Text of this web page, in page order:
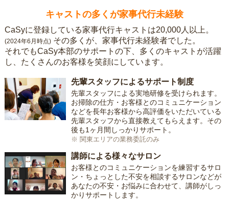
キャストの多くが家事代行未経験
CaSyに登録している家事代行キャストは20,000人以上。
(2024年6月時点) その多くが、家事代行未経験者でした。
それでもCaSy本部のサポートの下、多くのキャストが活躍
し、たくさんのお客様を笑顔にしています。
先輩スタッフによるサポート制度
先輩スタッフによる実地研修を受けられます。
お掃除の仕方・お客様とのコミュニケーション
などを長年お客様から高評価をいただいている
先輩スタッフから直接教えてもらえます。その
後も1ヶ月間しっかりサポート。
※ 関東エリアの業務委託のみ
講師による様々なサロン
お客様とのコミュニケーションを練習するサロ
ン・ちょっとした不安を相談するサロンなどが
あなたの不安・お悩みに合わせて、講師がしっ
かりサポートします。